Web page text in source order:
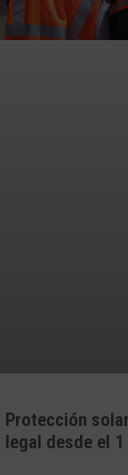
Protección
legal desde el